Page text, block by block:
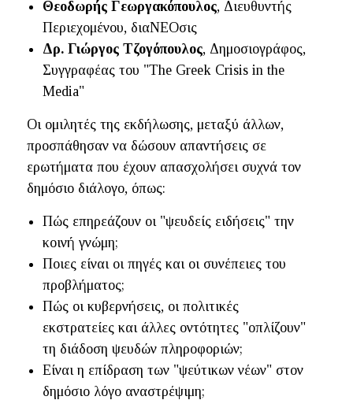
Θεοδωρής Γεωργακόπουλος, Διευθυντής
Περιεχομένου, διαΝΕΟσις
Δρ. Γιώργος Τζογόπουλος, Δημοσιογράφος,
Συγγραφέας του "The Greek Crisis in the
Media"
Οι ομιλητές της εκδήλωσης, μεταξύ άλλων,
προσπάθησαν να δώσουν απαντήσεις σε
ερωτήματα που έχουν απασχολήσει συχνά τον
δημόσιο διάλογο, όπως:
Πώς επηρεάζουν οι "ψευδείς ειδήσεις" την
κοινή γνώμη;
Ποιες είναι οι πηγές και οι συνέπειες του
προβλήματος;
Πώς οι κυβερνήσεις, οι πολιτικές
εκστρατείες και άλλες οντότητες "οπλίζουν"
τη διάδοση ψευδών πληροφοριών;
Είναι η επίδραση των "ψεύτικων νέων" στον
δημόσιο λόγο αναστρέψιμη;